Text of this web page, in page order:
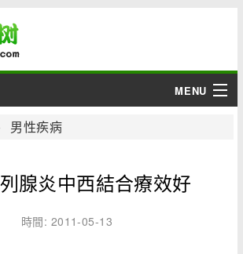
MENU
男性疾病
腺炎中西結合療效好
時間: 2011-05-13